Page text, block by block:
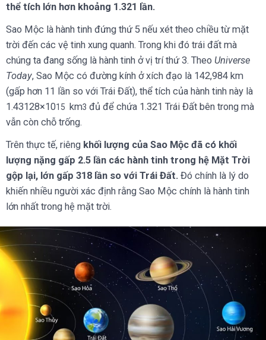
thể tích lớn hơn khoảng 1.321 lần.
Sao Mộc là hành tinh đứng thứ 5 nếu xét theo chiều từ mặt
trời đến các vệ tinh xung quanh. Trong khi đó trái đất mà
chúng ta đang sống là hành tinh ở vị trí thứ 3. Theo Universe
Today, Sao Mộc có đường kính ở xích đạo là 142,984 km
(gấp hơn 11 lần so với Trái Đất), thể tích của hành tinh này là
1.43128×1015 km3 đủ để chứa 1.321 Trái Đất bên trong mà
vẫn còn chỗ trống.
Trên thực tế, riêng khối lượng của Sao Mộc đã có khối
lượng nặng gấp 2.5 lần các hành tinh trong hệ Mặt Trời
gộp lại, lớn gấp 318 lần so với Trái Đất. Đó chính là lý do
khiến nhiều người xác định rằng Sao Mộc chính là hành tinh
lớn nhất trong hệ mặt trời.